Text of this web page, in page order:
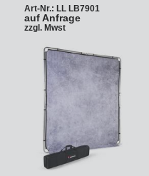
Art-Nr.: LL LB7901
auf Anfrage
zzgl. Mwst